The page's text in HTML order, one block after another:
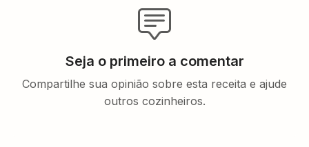
Seja o primeiro a comentar
Compartilhe sua opinião sobre esta receita e ajude
outros cozinheiros.